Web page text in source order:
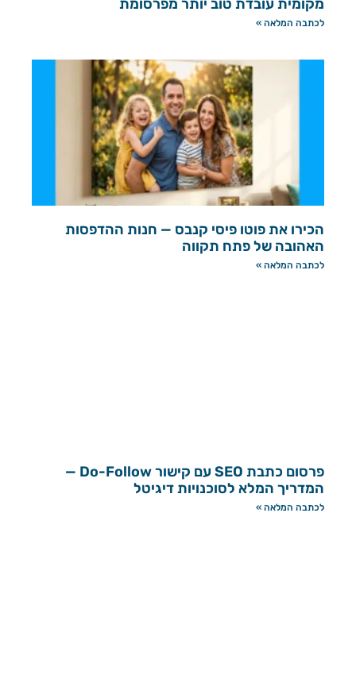
מקומית עובדת טוב יותר מפרסומת
לכתבה המלאה »
הכירו את פוטו פיסי קנבס — חנות ההדפסות
האהובה של פתח תקווה
לכתבה המלאה »
פרסום כתבת SEO עם קישור Do-Follow —
המדריך המלא לסוכנויות דיגיטל
לכתבה המלאה »